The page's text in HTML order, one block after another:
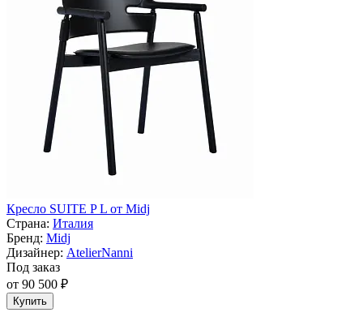
Кресло SUITE P L от Midj
Страна: Италия
Бренд: Midj
Дизайнер: AtelierNanni
Под заказ
от 90 500 ₽
Купить